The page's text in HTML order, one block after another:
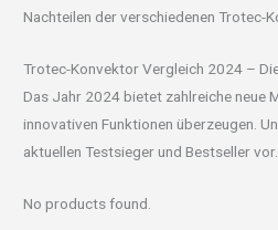
Nachteilen der verschiedenen Trotec-
Trotec-Konvektor Vergleich 2024 –
Das Jahr 2024 bietet zahlreiche neue
innovativen Funktionen überzeugen.
aktuellen Testsieger und Bestseller vor.
No products found.